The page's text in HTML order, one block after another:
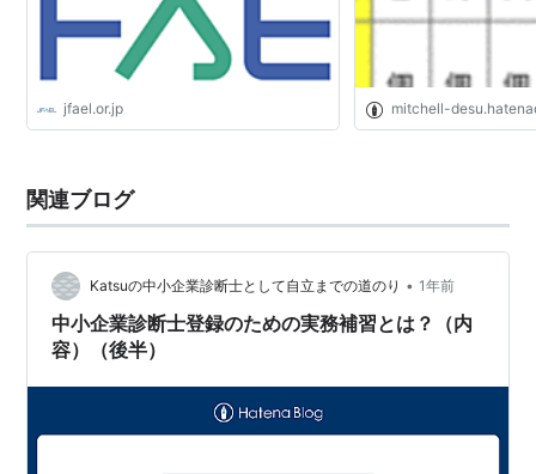
jfael.or.jp mitchell-
関連ブログ
Katsuの中小企業診断士として自立までの道のり • 1年前
中小企業診断士登録のための実務補習とは？（内
容）（後半）